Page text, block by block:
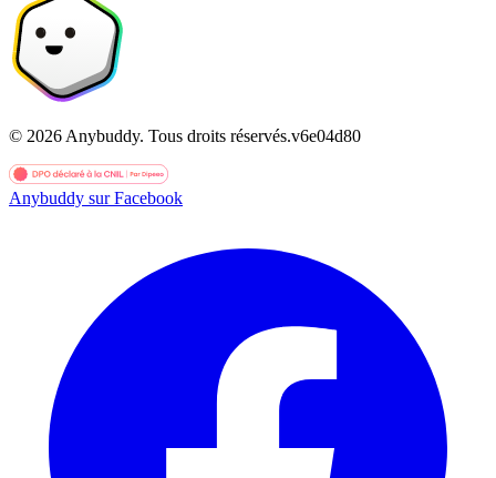
© 2026 Anybuddy. Tous droits réservés.v6e04d80
Anybuddy sur Facebook